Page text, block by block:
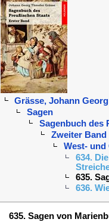
Grässe, Johann
Sagen
Sagenbuch des
Zweiter Band
West- und
634.
635.
636.
635. Sagen von